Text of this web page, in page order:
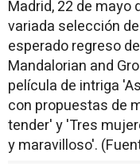
Madrid, 22 de
variada selección
esperado regreso
Mandalorian and
película de intriga
con propuestas de
tender' y 'Tres
y maravilloso'.